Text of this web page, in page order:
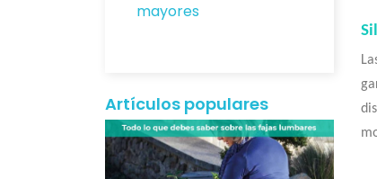
mayores
Artículos populares